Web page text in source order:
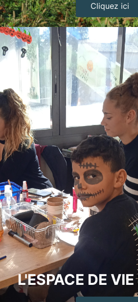
Cliquez ici
L'ESPACE DE